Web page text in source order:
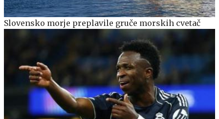
Slovensko morje preplavile gruče morskih cvetač